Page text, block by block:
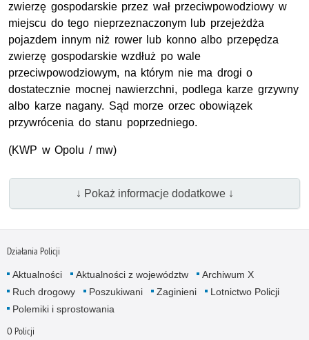
zwierzę gospodarskie przez wał przeciwpowodziowy w
miejscu do tego nieprzeznaczonym lub przejeżdża
pojazdem innym niż rower lub konno albo przepędza
zwierzę gospodarskie wzdłuż po wale
przeciwpowodziowym, na którym nie ma drogi o
dostatecznie mocnej nawierzchni, podlega karze grzywny
albo karze nagany. Sąd morze orzec obowiązek
przywrócenia do stanu poprzedniego.
(KWP w Opolu / mw)
↓ Pokaż informacje dodatkowe ↓
Działania Policji
Aktualności Aktualności z województw
Archiwum X
Ruch drogowy
Poszukiwani Zaginieni
Lotnictwo Policji
Polemiki i sprostowania
O Policji